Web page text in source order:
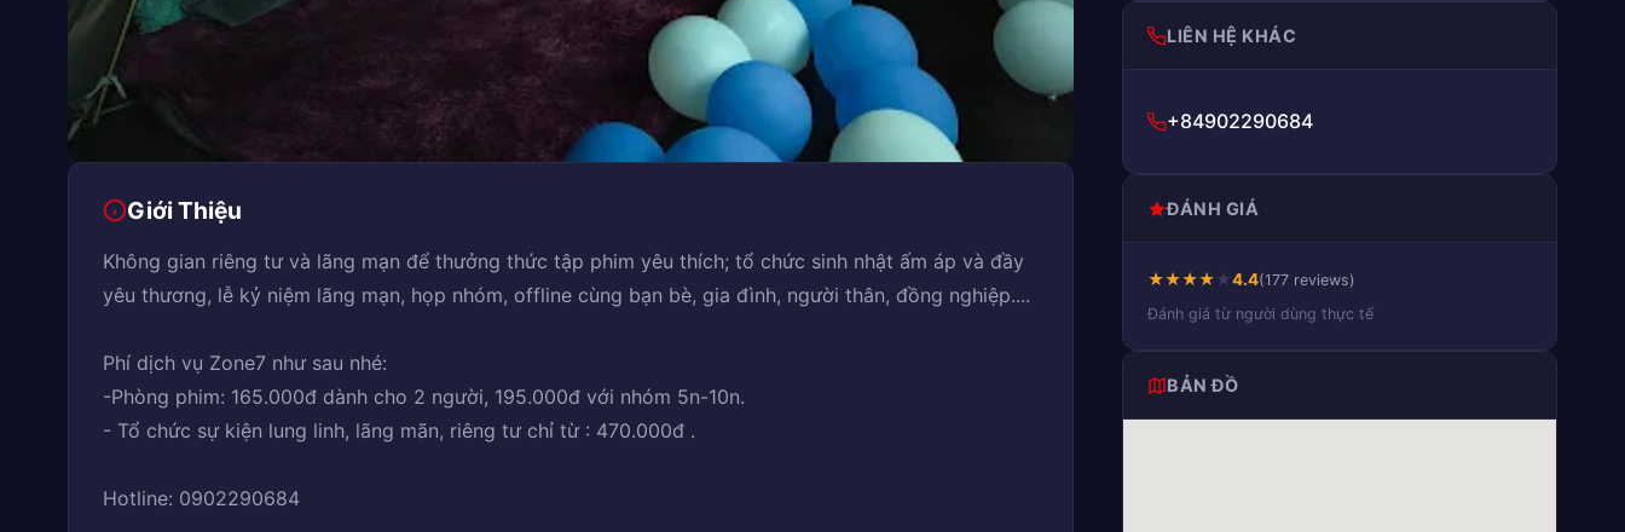
Giới Thiệu
Không gian riêng tư và lãng mạn để thưởng thức tập phim yêu thích; tổ chức sinh nhật ấm áp và đầy
yêu thương, lễ kỷ niệm lãng mạn, họp nhóm, offline cùng bạn bè, gia đình, người thân, đồng nghiệp....
Phí dịch vụ Zone7 như sau nhé:
-Phòng phim: 165.000đ dành cho 2 người, 195.000đ với nhóm 5n-10n.
- Tổ chức sự kiện lung linh, lãng mãn, riêng tư chỉ từ : 470.000đ .
Hotline: 0902290684
LIÊN HỆ KHÁC
+84902290684
ĐÁNH GIÁ
★★★★★4.4(177 reviews)
Đánh giá từ người dùng thực tế
BẢN ĐỒ